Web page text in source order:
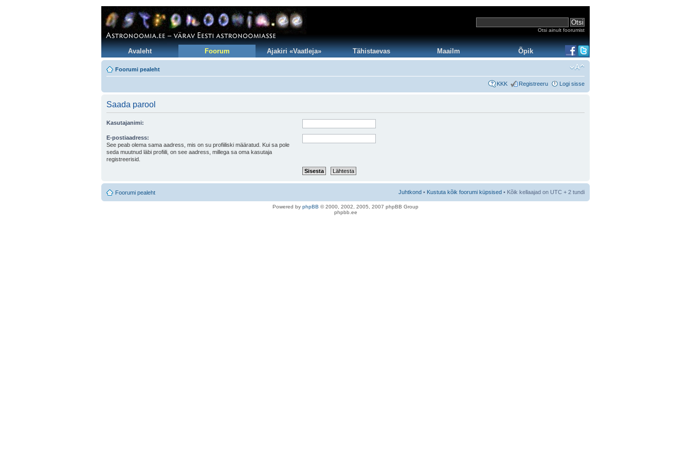
Otsi ainult foorumist
Avaleht Foorum Ajakiri «Vaatleja» Tähistaevas Maailm Õpik
Foorumi pealeht
KKK Registreeru Logi sisse
Saada parool
Kasutajanimi:
E-postiaadress:
See peab olema sama aadress, mis on su profiiliski määratud. Kui sa pole
seda muutnud läbi profiili, on see aadress, millega sa oma kasutaja
registreerisid.
Foorumi pealeht Juhtkond • Kustuta kõik foorumi küpsised • Kõik kellaajad on UTC + 2 tundi
Powered by phpBB © 2000, 2002, 2005, 2007 phpBB Group
phpbb.ee